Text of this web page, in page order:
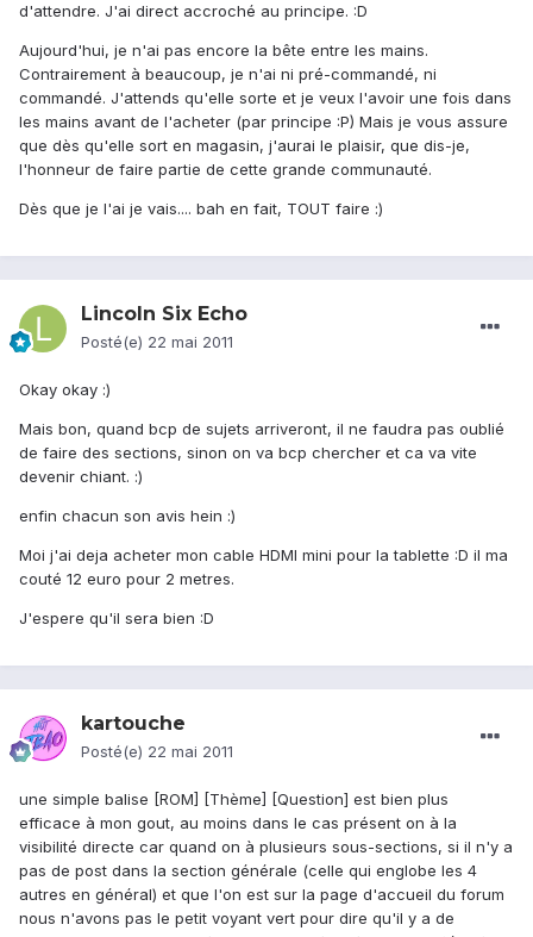
d'attendre. J'ai direct accroché au principe. :D
Aujourd'hui, je n'ai pas encore la bête entre les mains.
Contrairement à beaucoup, je n'ai ni pré-commandé, ni
commandé. J'attends qu'elle sorte et je veux l'avoir une fois dans
les mains avant de l'acheter (par principe :P) Mais je vous assure
que dès qu'elle sort en magasin, j'aurai le plaisir, que dis-je,
l'honneur de faire partie de cette grande communauté.
Dès que je l'ai je vais.... bah en fait, TOUT faire :)
Lincoln Six Echo
Posté(e) 22 mai 2011
Okay okay :)
Mais bon, quand bcp de sujets arriveront, il ne faudra pas oublié
de faire des sections, sinon on va bcp chercher et ca va vite
devenir chiant. :)
enfin chacun son avis hein :)
Moi j'ai deja acheter mon cable HDMI mini pour la tablette :D il ma
couté 12 euro pour 2 metres.
J'espere qu'il sera bien :D
kartouche
Posté(e) 22 mai 2011
une simple balise [ROM] [Thème] [Question] est bien plus
efficace à mon gout, au moins dans le cas présent on à la
visibilité directe car quand on à plusieurs sous-sections, si il n'y a
pas de post dans la section générale (celle qui englobe les 4
autres en général) et que l'on est sur la page d'accueil du forum
nous n'avons pas le petit voyant vert pour dire qu'il y a de